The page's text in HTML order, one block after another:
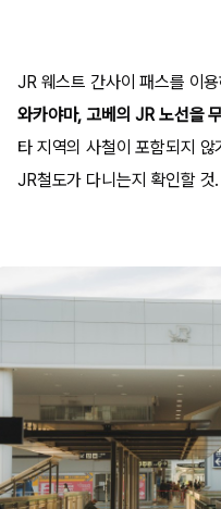
JR 웨스트 간사이 패스를 이용
와카야마, 고베의 JR 노선을
타 지역의 사철이 포함되지
JR철도가 다니는지 확인할 것.